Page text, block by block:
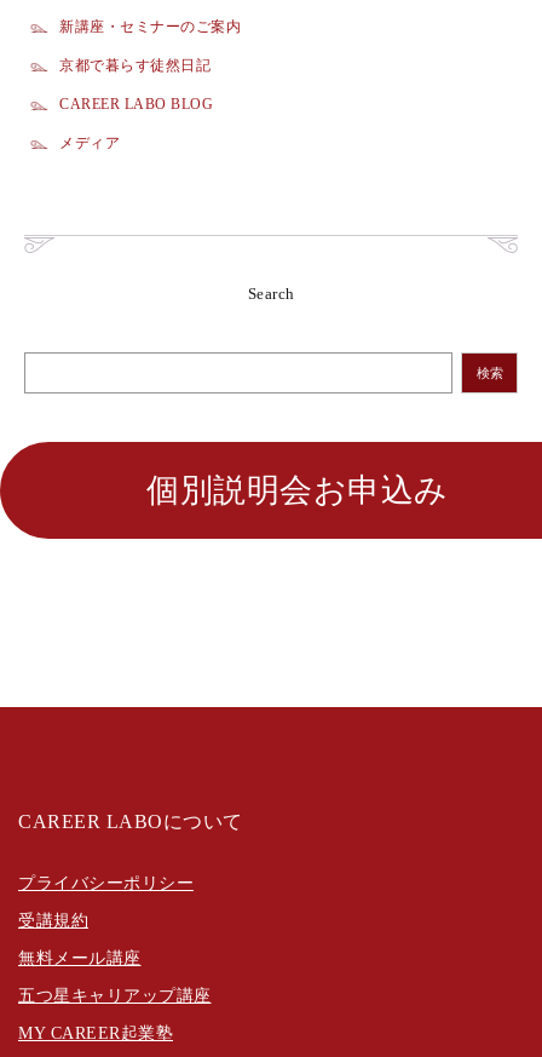
新講座・セミナーのご案内
京都で暮らす徒然日記
CAREER LABO BLOG
メディア
Search
検索
個別説明会お申込み
CAREER LABOについて
プライバシーポリシー
受講規約
無料メール講座
五つ星キャリアップ講座
MY CAREER起業塾